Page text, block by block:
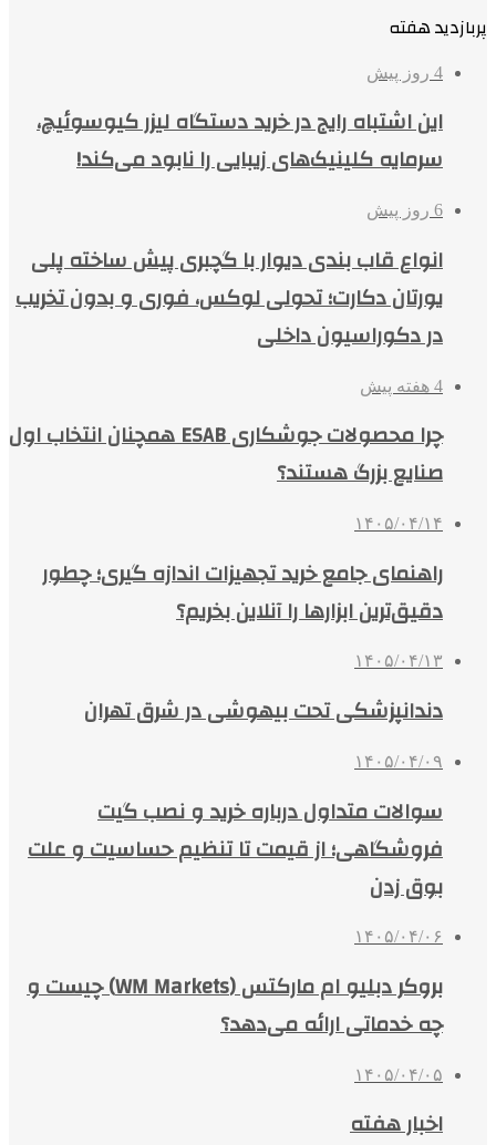
پربازدید هفته
4 روز پیش
این اشتباه رایج در خرید دستگاه لیزر کیوسوئیچ،
سرمایه کلینیک‌های زیبایی را نابود می‌کند!
6 روز پیش
انواع قاب بندی دیوار با گچبری پیش ساخته پلی
یورتان دکارت؛ تحولی لوکس، فوری و بدون تخریب
در دکوراسیون داخلی
4 هفته پیش
چرا محصولات جوشکاری ESAB همچنان انتخاب اول
صنایع بزرگ هستند؟
۱۴۰۵/۰۴/۱۴
راهنمای جامع خرید تجهیزات اندازه گیری؛ چطور
دقیق‌ترین ابزارها را آنلاین بخریم؟
۱۴۰۵/۰۴/۱۳
دندانپزشکی تحت بیهوشی در شرق تهران
۱۴۰۵/۰۴/۰۹
سوالات متداول درباره خرید و نصب گیت
فروشگاهی؛ از قیمت تا تنظیم حساسیت و علت
بوق زدن
۱۴۰۵/۰۴/۰۶
بروکر دبلیو ام مارکتس (WM Markets) چیست و
چه خدماتی ارائه می‌دهد؟
۱۴۰۵/۰۴/۰۵
اخبار هفته